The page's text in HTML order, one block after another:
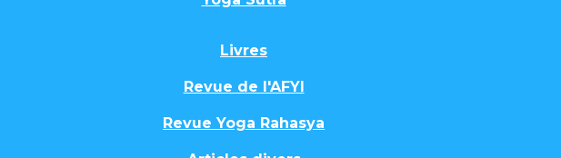
Livres
Revue de l'AFYI
Revue Yoga Rahasya